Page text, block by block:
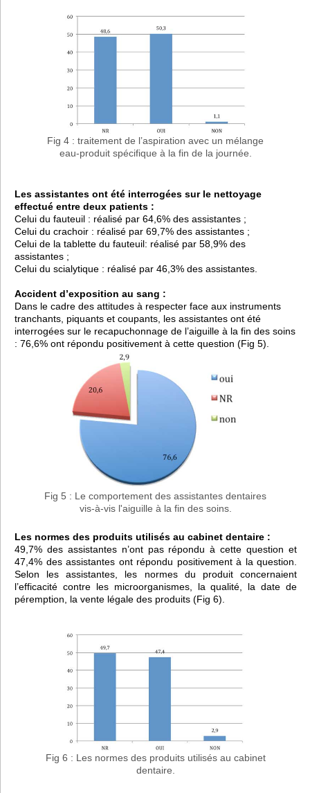
Fig 4 : traitement de l’aspiration avec un mélange
eau-produit spécifique à la fin de la journée.
Les assistantes ont été interrogées sur le nettoyage
effectué entre deux patients :
Celui du fauteuil : réalisé par 64,6% des assistantes ;
Celui du crachoir : réalisé par 69,7% des assistantes ;
Celui de la tablette du fauteuil: réalisé par 58,9% des
assistantes ;
Celui du scialytique : réalisé par 46,3% des assistantes.
Accident d’exposition au sang :
Dans le cadre des attitudes à respecter face aux instruments
tranchants, piquants et coupants, les assistantes ont été
interrogées sur le recapuchonnage de l’aiguille à la fin des soins
: 76,6% ont répondu positivement à cette question (Fig 5).
Fig 5 : Le comportement des assistantes dentaires
vis-à-vis l'aiguille à la fin des soins.
Les normes des produits utilisés au cabinet dentaire :
49,7% des assistantes n’ont pas répondu à cette question et
47,4% des assistantes ont répondu positivement à la question.
Selon les assistantes, les normes du produit concernaient
l’efficacité contre les microorganismes, la qualité, la date de
péremption, la vente légale des produits (Fig 6).
Fig 6 : Les normes des produits utilisés au cabinet
dentaire.